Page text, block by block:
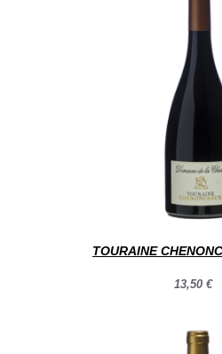
TOURAINE
13,50 €